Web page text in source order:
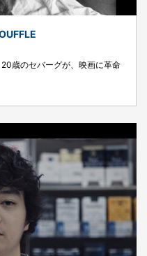
歳のセバーグが、映画に革命